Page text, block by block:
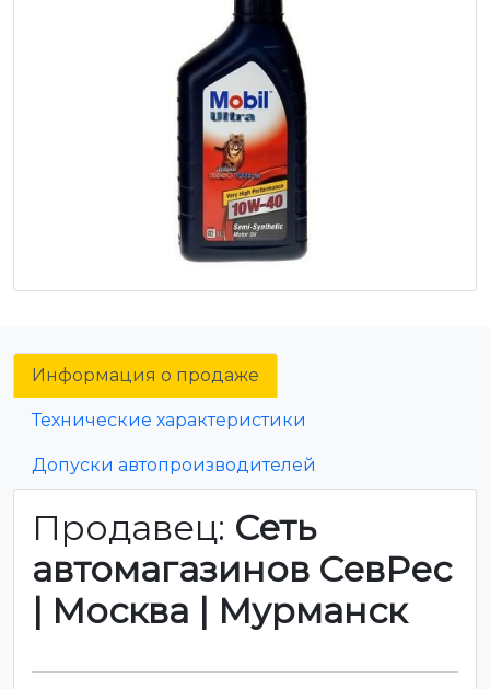
Информация о продаже
Технические характеристики
Допуски автопроизводителей
Продавец: Сеть
автомагазинов СевРес
| Москва | Мурманск